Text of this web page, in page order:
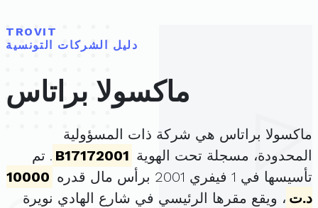
TROVIT
دليل الشركات التونسية
ماكسولا براتاس
ماكسولا براتاس هي شركة ذات المسؤولية
المحدودة، مسجلة تحت الهوية B17172001 . تم
تأسيسها في 1 فيفري 2001 برأس مال قدره
10000
د.ت ، ويقع مقرها الرئيسي في شارع الهادي نويرة